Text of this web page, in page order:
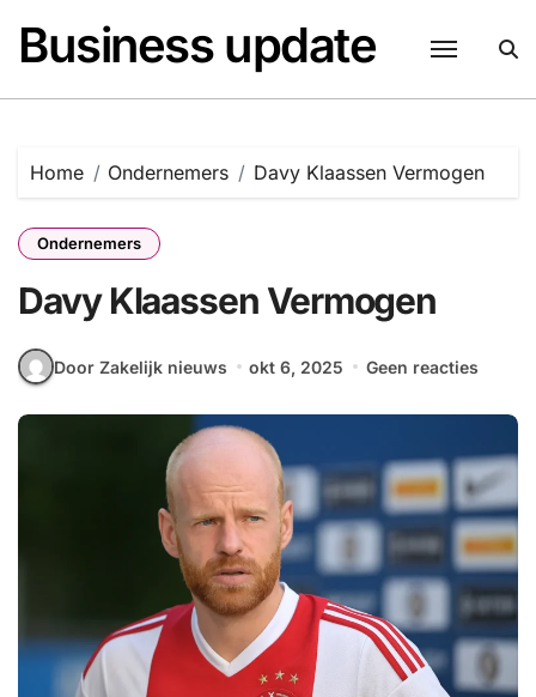
inhoud
Business update
Home Ondernemers Davy Klaassen Vermogen
Ondernemers
Davy Klaassen Vermogen
Door Zakelijk nieuws okt 6, 2025 Geen reacties